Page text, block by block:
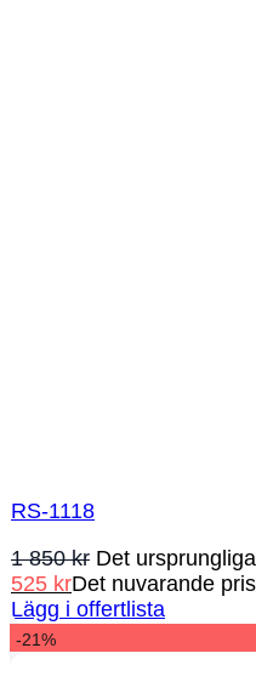
RS-1118
1 850kr Det
525 krDet nuvarande
Lägg i offertlista
-21%